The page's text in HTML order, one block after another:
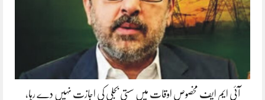
آئی ایم ایف مخصوص اوقات میں سستی بجلی کی اجازت نہیں دے رہا،